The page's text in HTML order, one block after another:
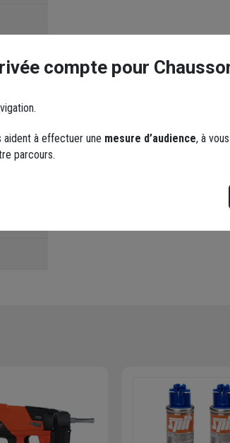
compte pour
aident à effectuer une mesure d’audience, à
parcours.